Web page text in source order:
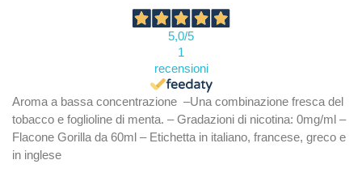
5,0/5
1
recensioni
Aroma a bassa concentrazione –Una combinazione fresca del
tobacco e foglioline di menta. – Gradazioni di nicotina: 0mg/ml –
Flacone Gorilla da 60ml – Etichetta in italiano, francese, greco e
in inglese